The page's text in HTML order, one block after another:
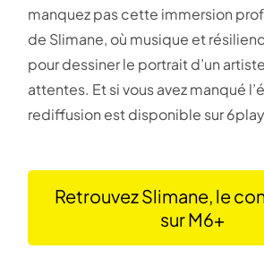
manquez pas cette immersion
de Slimane, où musique et
pour dessiner le portrait d’un
attentes. Et si vous avez manqué
rediffusion est disponible sur
Retrouvez Slimane, le
sur M6+